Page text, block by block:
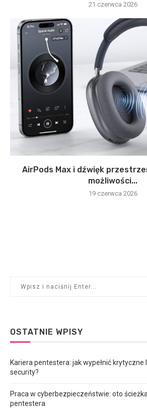
21 czerwca 2026
AirPods Max i dźwięk
możliwości...
19 czerwca 2026
OSTATNIE WPISY
Kariera pentestera: jak wypełnić krytyczne
security?
Praca w cyberbezpieczeństwie: oto
pentestera